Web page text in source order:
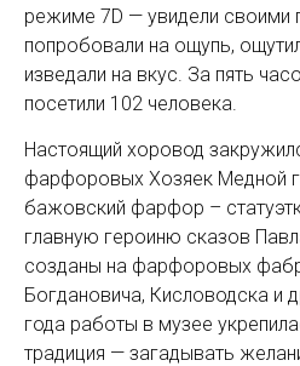
режиме 7D — увидели своими
попробовали на ощупь,
изведали на вкус. За пять
посетили 102 человека.
Настоящий хоровод
фарфоровых Хозяек Медной
бажовский фарфор –
главную героиню сказов
созданы на фарфоровых
Богдановича, Кисловодска и
года работы в музее
традиция — загадывать